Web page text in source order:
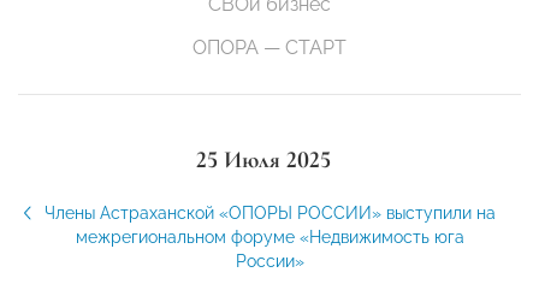
ОПОРА — СТАРТ
25 Июля 2025
Члены Астраханской «ОПОРЫ РОССИИ» выступили на
межрегиональном форуме «Недвижимость юга
России»